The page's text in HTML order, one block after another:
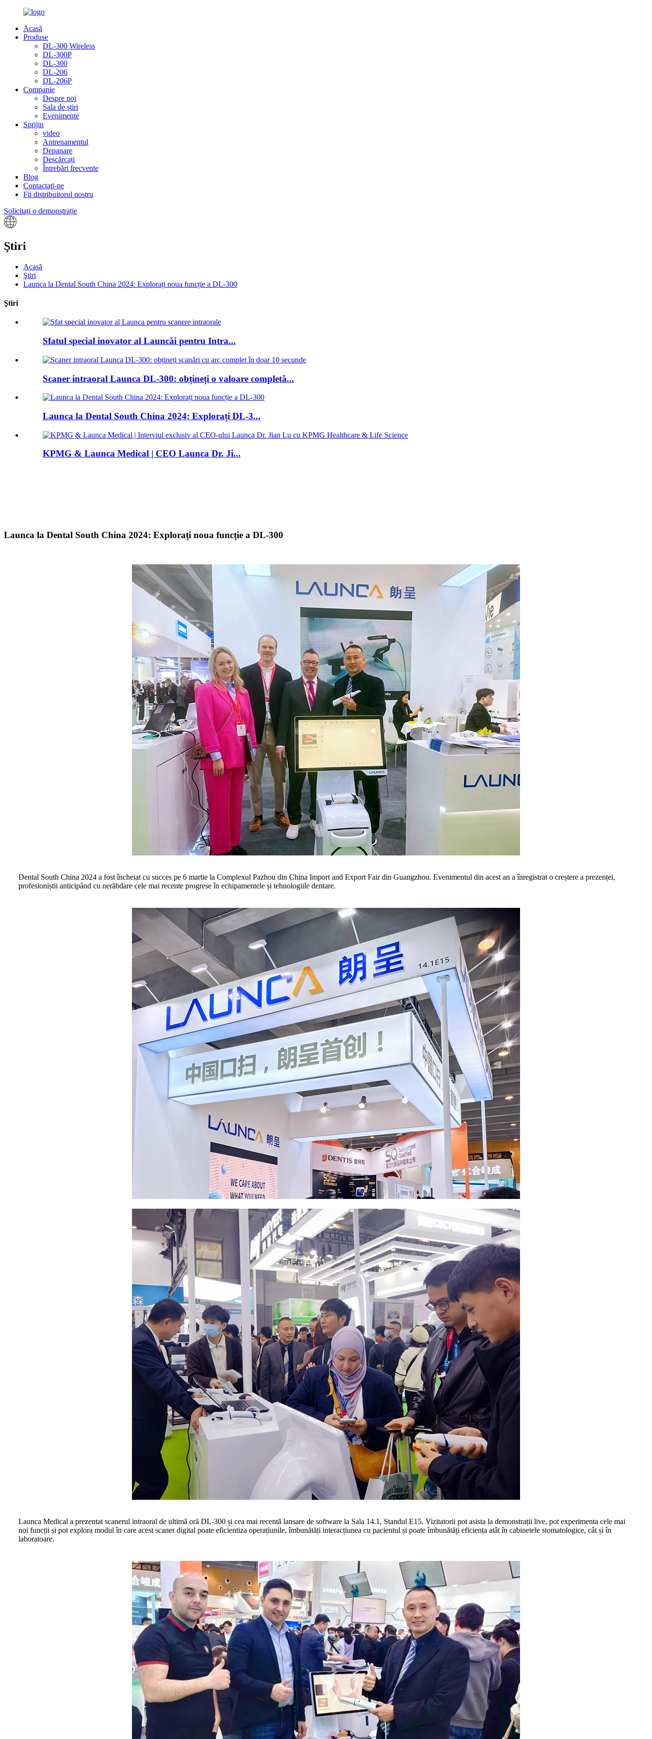
Acasă
Produse
DL-300 Wireless
DL-300P
DL-300
DL-206
DL-206P
Companie
Despre noi
Sala de știri
Evenimente
Sprijin
video
Antrenamentul
Depanare
Descărcați
Întrebări frecvente
Blog
Contactaţi-ne
Fii distribuitorul nostru
Solicitați o demonstrație
Ştiri
Acasă
Ştiri
Launca la Dental South China 2024: Explorați noua funcție a DL-300
Ştiri
Sfatul special inovator al Launcăi pentru Intra...
Scaner intraoral Launca DL-300: obțineți o valoare completă...
Launca la Dental South China 2024: Explorați DL-3...
KPMG & Launca Medical | CEO Launca Dr. Ji...
Launca la Dental South China 2024: Explorați noua funcție a DL-300
Dental South China 2024 a fost încheiat cu succes pe 6 martie la Complexul Pazhou din China Import and Export Fair din Guangzhou. Evenimentul din acest an a înregistrat o creștere a prezenței,
profesioniștii anticipând cu nerăbdare cele mai recente progrese în echipamentele și tehnologiile dentare.
Launca Medical a prezentat scanerul intraoral de ultimă oră DL-300 și cea mai recentă lansare de software la Sala 14.1, Standul E15. Vizitatorii pot asista la demonstrații live, pot experimenta cele mai
noi funcții și pot explora modul în care acest scaner digital poate eficientiza operațiunile, îmbunătăți interacțiunea cu pacientul și poate îmbunătăți eficiența atât în ​​cabinetele stomatologice, cât și în
laboratoare.